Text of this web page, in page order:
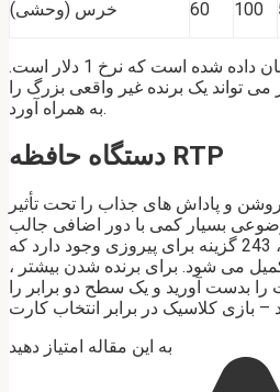
خرس (وحشی) 60 100
ضرایب جدول از محاسبه نشان داده شده است که نرخ 1 دلار است.
حداکثر نرخ 300 دلار می تواند یک برنده غیر واقعی بزرگ را
به همراه آورد.
دستگاه حافظه RTP
و پاداش های جذاب را تحت تأثیر
بسیار کمی با دور اضافی جالب
وجود دارد. علاوه بر این ، 243 گزینه برای پیروزی وجود دارد که
با ضریب بالای 96 ٪ تکمیل می شود. برای برنده شدن بیشتر ،
بدست آورید و یک سطح دو برابر را
به این مقاله امتیاز دهید